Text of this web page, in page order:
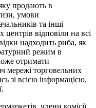
продають в
умови
та інші
відповіли на всі
надходить риба, як
режим в
отримати
мережі торговельних
зі всією інформацією,
члени комісії